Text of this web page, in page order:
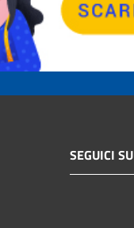
SEGUICI SU